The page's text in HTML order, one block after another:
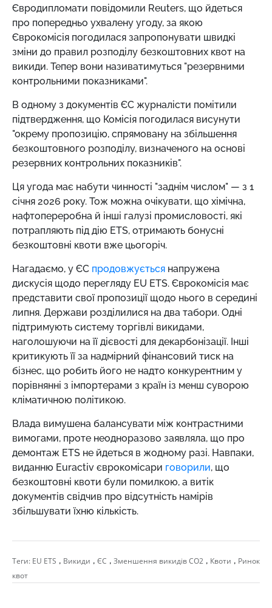
Євродипломати повідомили Reuters, що йдеться
про попередньо ухвалену угоду, за якою
Єврокомісія погодилася запропонувати швидкі
зміни до правил розподілу безкоштовних квот на
викиди. Тепер вони називатимуться "резервними
контрольними показниками".
В одному з документів ЄС журналісти помітили
підтвердження, що Комісія погодилася висунути
"окрему пропозицію, спрямовану на збільшення
безкоштовного розподілу, визначеного на основі
резервних контрольних показників".
Ця угода має набути чинності "заднім числом" — з 1
січня 2026 року. Тож можна очікувати, що хімічна,
нафтопереробна й інші галузі промисловості, які
потрапляють під дію ETS, отримають бонусні
безкоштовні квоти вже цьогоріч.
Нагадаємо, у ЄС продовжується напружена
дискусія щодо перегляду EU ETS. Єврокомісія має
представити свої пропозиції щодо нього в середині
липня. Держави розділилися на два табори. Одні
підтримують систему торгівлі викидами,
наголошуючи на її дієвості для декарбонізації. Інші
критикують її за надмірний фінансовий тиск на
бізнес, що робить його не надто конкурентним у
порівнянні з імпортерами з країн із менш суворою
кліматичною політикою.
Влада вимушена балансувати між контрастними
вимогами, проте неодноразово заявляла, що про
демонтаж ETS не йдеться в жодному разі. Навпаки,
виданню Euractiv єврокомісари говорили, що
безкоштовні квоти були помилкою, а витік
документів свідчив про відсутність намірів
збільшувати їхню кількість.
Теги: EU ETS , Викиди , ЄС , Зменшення викидів СО2 , Квоти , Ринок
квот